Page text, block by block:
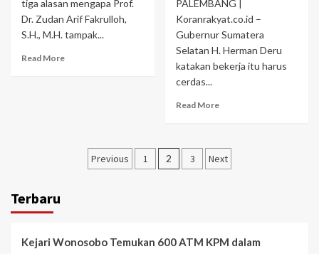
tiga alasan mengapa Prof.
Dr. Zudan Arif Fakrulloh,
S.H., M.H. tampak...
Read More
PALEMBANG |
Koranrakyat.co.id –
Gubernur Sumatera
Selatan H. Herman Deru
katakan bekerja itu harus
cerdas...
Read More
Paginasi
Previous 1 2 3 Next
Terbaru
Kejari Wonosobo Temukan 600 ATM KPM dalam